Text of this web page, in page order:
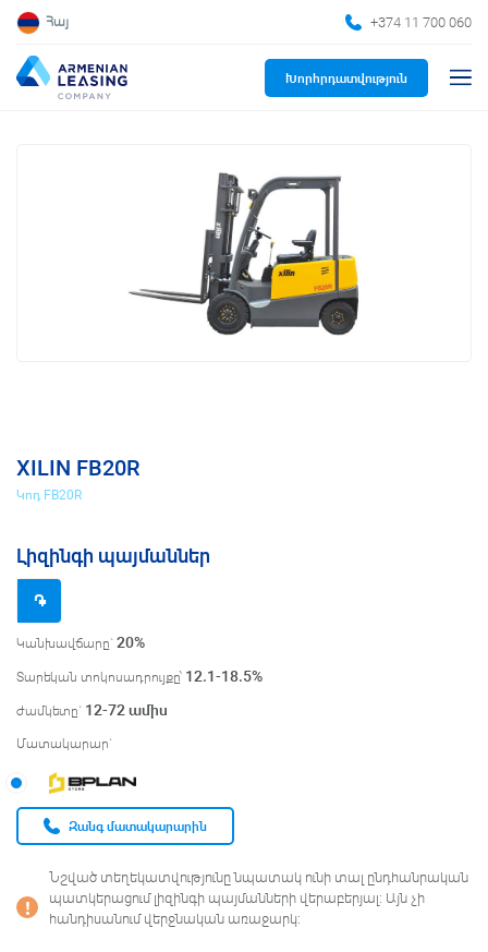
Հայ +374 11 700 060
Խորհրդատվություն
XILIN FB20R
Կոդ FB20R
Լիզինգի պայմաններ
֌
Կանխավճարը`20%
Տարեկան տոկոսադրույքը՝ 12.1-18.5%
ժամկետը` 12-72ամիս
Մատակարար`
Զանգ մատակարարին
Նշված տեղեկատվությունը նպատակ ունի տալ ընդհանրական
պատկերացում լիզինգի պայմանների վերաբերյալ։ Այն չի
հանդիսանում վերջնական առաջարկ։